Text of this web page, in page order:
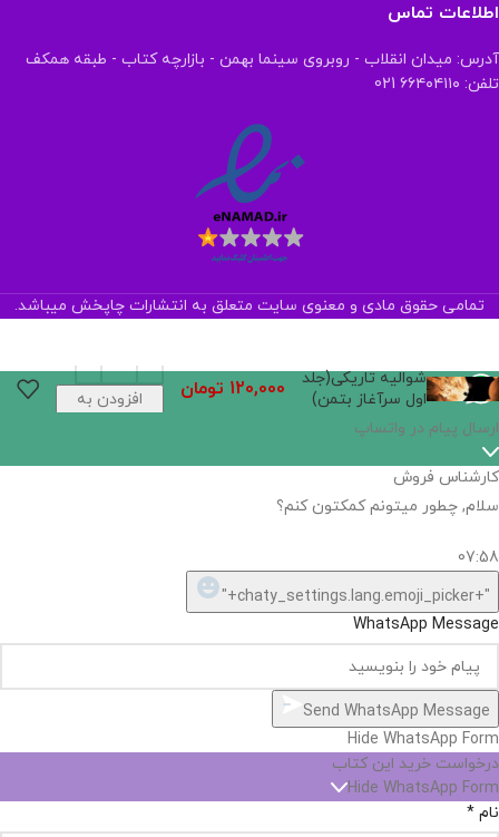
اطلاعات تماس
آدرس: میدان انقلاب - روبروی سینما بهمن - بازارچه کتاب - طبقه همکف
تلفن: ۶۶۴۰۴۱۱۰ 021
تمامی حقوق مادی و معنوی سایت متعلق به انتشارات چاپخش میباشد.
شوالیه‌ تاریکی(جلد
اول‌ سرآغاز‌ بتمن)
120,000 تومان
افزودن به
اگر
نیست,
شاید
بتونیم
تهیه
Open
chaty
Hide
chaty
ارسال پیام در واتساپ
کارشناس فروش